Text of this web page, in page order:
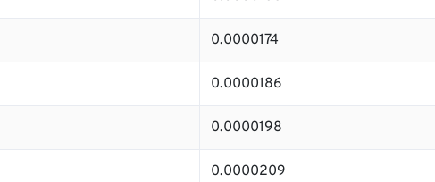
0.0000174
0.0000186
0.0000198
0.0000209